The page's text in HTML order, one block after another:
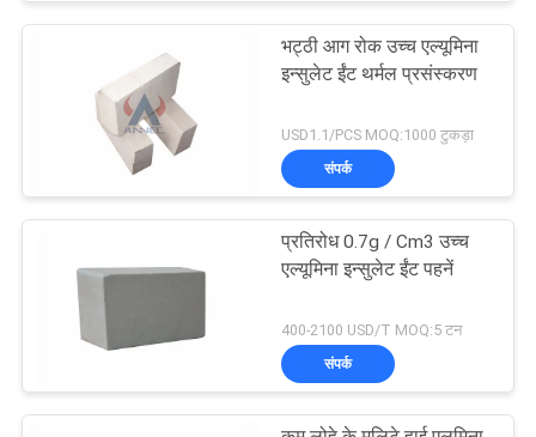
स्टील मेकिंग रेफ्रेक्ट्रीज
17
आग रोक कच्चे माल
भट्ठी आग रोक उच्च एल्यूमिना
इन्सुलेट ईंट थर्मल प्रसंस्करण
USD1.1/PCS MOQ:1000 टुकड़ा
संपर्क
प्रतिरोध 0.7g / Cm3 उच्च
एल्यूमिना इन्सुलेट ईंट पहनें
400-2100 USD/T MOQ:5 टन
संपर्क